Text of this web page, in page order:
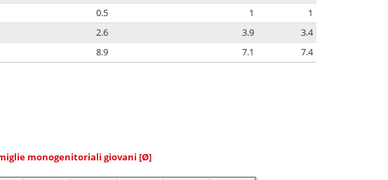
0.5 1
1
2.6 3.9
3.4
8.9 7.1 7.4
monogenitoriali giovani [Ø]